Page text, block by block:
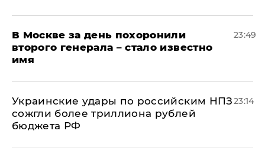
В Москве за день похоронили
второго генерала – стало известно
имя
23:49
Украинские удары по российским НПЗ
сожгли более триллиона рублей
бюджета РФ
23:14